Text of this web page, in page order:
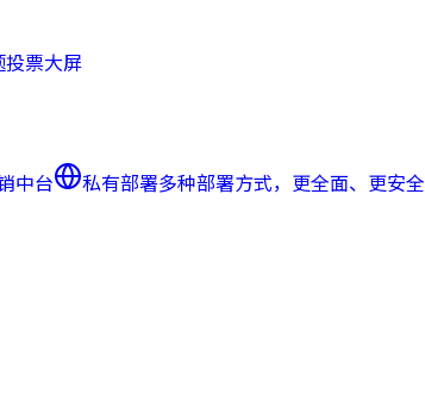
投票大屏
中台 私有部署多种部署方式，更全面、更安全